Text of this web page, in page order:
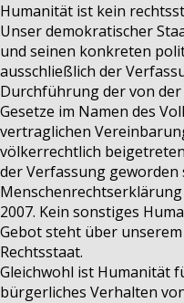
Humanität ist kein
Unser demokratischer
und seinen konkreten
ausschließlich der
Durchführung der von
Gesetze im Namen des
vertraglichen
völkerrechtlich
der Verfassung geworden
2007. Kein sonstiges
Gebot steht über
Rechtsstaat.
Gleichwohl ist Humanität
bürgerliches Verhalten